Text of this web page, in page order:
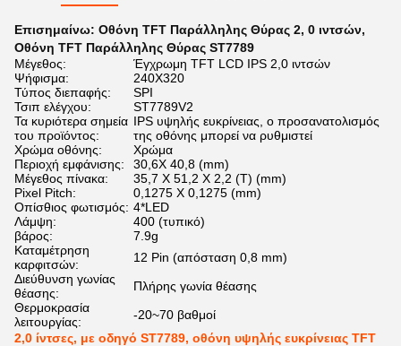
Επισημαίνω: Οθόνη TFT Παράλληλης Θύρας 2, 0 ιντσών,
Οθόνη TFT Παράλληλης Θύρας ST7789
Μέγεθος:
Έγχρωμη TFT LCD IPS 2,0 ιντσών
Ψήφισμα:
240X320
Τύπος διεπαφής:
SPI
Τσιπ ελέγχου:
ST7789V2
Τα κυριότερα σημεία
του προϊόντος:
IPS υψηλής ευκρίνειας, ο προσανατολισμός
της οθόνης μπορεί να ρυθμιστεί
Χρώμα οθόνης:
Χρώμα
Περιοχή εμφάνισης:
30,6X 40,8 (mm)
Μέγεθος πίνακα:
35,7 X 51,2 X 2,2 (T) (mm)
Pixel Pitch:
0,1275 X 0,1275 (mm)
Οπίσθιος φωτισμός: 4*LED
Λάμψη:
400 (τυπικό)
βάρος:
7.9g
Καταμέτρηση
καρφιτσών:
12 Pin (απόσταση 0,8 mm)
Διεύθυνση γωνίας
θέασης:
Πλήρης γωνία θέασης
Θερμοκρασία
λειτουργίας:
-20~70 βαθμοί
2,0 ίντσες, με οδηγό ST7789, οθόνη υψηλής ευκρίνειας TFT